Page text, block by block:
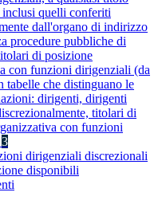
quelli conferiti
dall'organo di indirizzo
procedure pubbliche di
di posizione
con funzioni dirigenziali (da
tabelle che distinguano le
dirigenti, dirigenti
titolari di
con funzioni
3
dirigenziali discrezionali
disponibili